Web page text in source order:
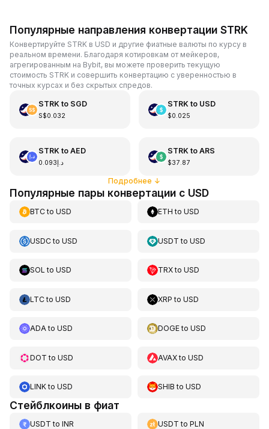
Популярные направления конвертации STRK
Конвертируйте STRK в USD и другие фиатные валюты по курсу в
реальном времени. Благодаря котировкам от мейкеров,
агрегированным на Bybit, вы можете проверить текущую
стоимость STRK и совершить конвертацию с уверенностью в
точных курсах и без скрытых спредов.
STRKto SGD
S$0.032
STRKto USD
$0.025
STRKto AED
د.إ0.093
STRKto ARS
$37.87
Подробнее ↓
Популярные пары конвертации с USD
BTCto USD ETH toUSD
USDCto USD USDT toUSD
SOL to USD TRXtoUSD
LTCto USD XRP toUSD
ADAto USD DOGEtoUSD
DOT to USD AVAXtoUSD
LINKto USD SHIB toUSD
Стейблкоины в фиат
USDT to INR USDT toPLN